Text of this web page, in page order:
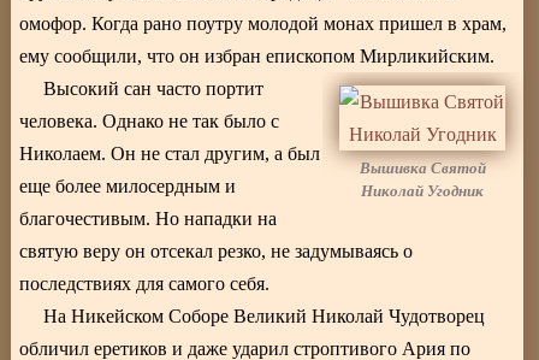
омофор. Когда рано поутру молодой монах пришел в храм,
ему сообщили, что он избран епископом Мирликийским.
Вышивка Святой
Николай Угодник
Высокий сан часто портит
человека. Однако не так было с
Николаем. Он не стал другим, а был
еще более милосердным и
благочестивым. Но нападки на
святую веру он отсекал резко, не задумываясь о
последствиях для самого себя.
На Никейском Соборе Великий Николай Чудотворец
обличил еретиков и даже ударил строптивого Ария по